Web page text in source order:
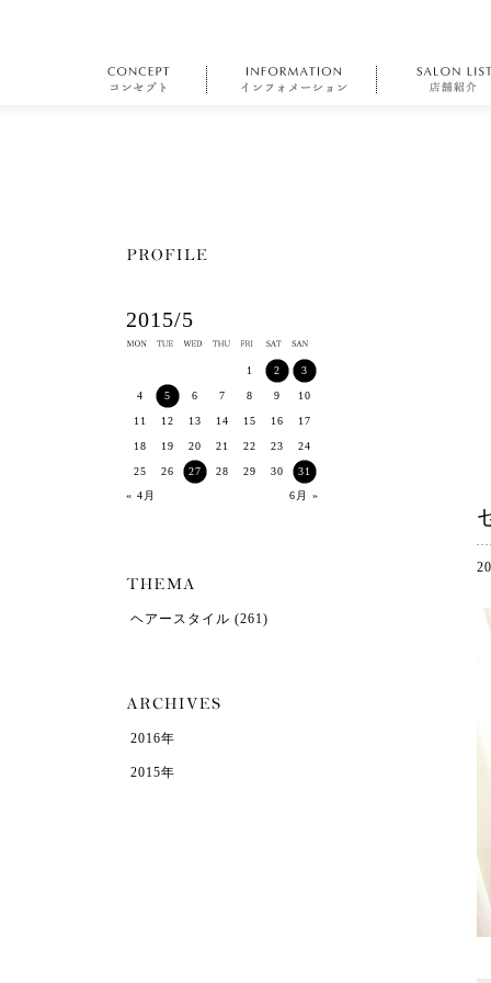
2015/5
« 4月 6月 »
1 2 3
4 5 6 7 8 9 10
11 12 13 14 15 16 17
18 19 20 21 22 23 24
25 26 27 28 29 30 31
ヘアースタイル (261)
2016年
2015年